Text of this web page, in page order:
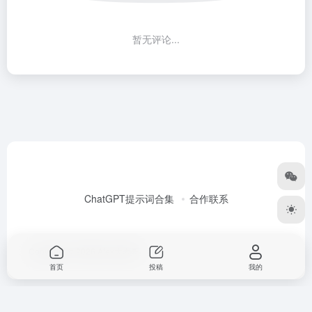
暂无评论...
ChatGPT提示词合集 合作联系
Copyright © 2026
首页 投稿 我的